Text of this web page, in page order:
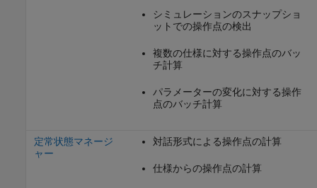
シミュレーションのスナップショ
ットでの操作点の検出
複数の仕様に対する操作点のバッ
チ計算
パラメーターの変化に対する操作
点のバッチ計算
定常状態マネージ
ャー
対話形式による操作点の計算
仕様からの操作点の計算